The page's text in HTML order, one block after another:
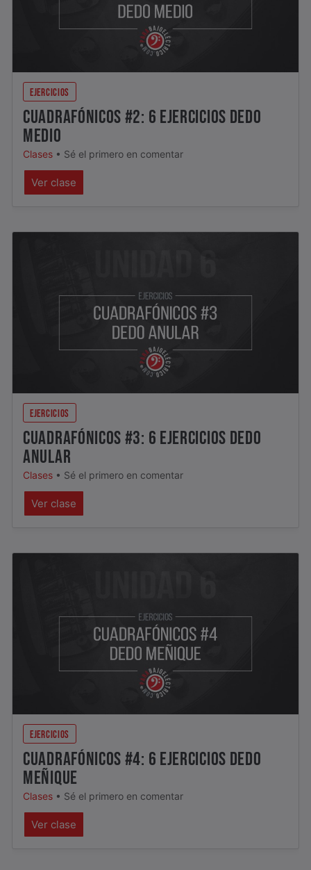
EJERCICIOS
CUADRAFÓNICOS #2: 6 EJERCICIOS DEDO
MEDIO
Clases • Sé el primero en comentar
Ver clase
EJERCICIOS
CUADRAFÓNICOS #3: 6 EJERCICIOS DEDO
ANULAR
Clases • Sé el primero en comentar
Ver clase
EJERCICIOS
CUADRAFÓNICOS #4: 6 EJERCICIOS DEDO
MEÑIQUE
Clases • Sé el primero en comentar
Ver clase